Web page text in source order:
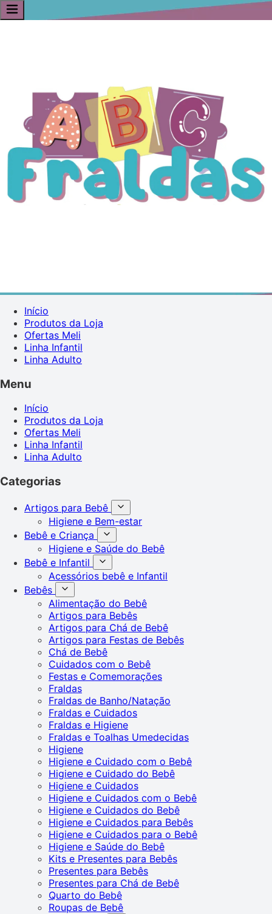
Início
Produtos da Loja
Ofertas Meli
Linha Infantil
Linha Adulto
Menu
Início
Produtos da Loja
Ofertas Meli
Linha Infantil
Linha Adulto
Categorias
Artigos para Bebê
Higiene e Bem-estar
Bebê e Criança
Higiene e Saúde do Bebê
Bebê e Infantil
Acessórios bebê e Infantil
Bebês
Alimentação do Bebê
Artigos para Bebês
Artigos para Chá de Bebê
Artigos para Festas de Bebês
Chá de Bebê
Cuidados com o Bebê
Festas e Comemorações
Fraldas
Fraldas de Banho/Natação
Fraldas e Cuidados
Fraldas e Higiene
Fraldas e Toalhas Umedecidas
Higiene
Higiene e Cuidado com o Bebê
Higiene e Cuidado do Bebê
Higiene e Cuidados
Higiene e Cuidados com o Bebê
Higiene e Cuidados do Bebê
Higiene e Cuidados para Bebês
Higiene e Cuidados para o Bebê
Higiene e Saúde do Bebê
Kits e Presentes para Bebês
Presentes para Bebês
Presentes para Chá de Bebê
Quarto do Bebê
Roupas de Bebê